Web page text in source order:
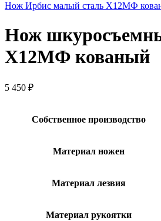
Нож Ирбис малый сталь Х12МФ
Нож
Х12МФ кованый
5 450 ₽
Собственное производство
Материал ножен
Материал лезвия
Материал рукоятки